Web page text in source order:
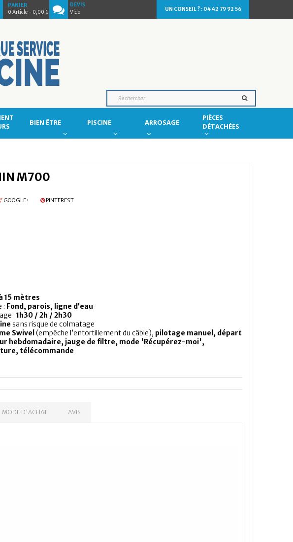
PANIER
0 Article - 0,00 €
DEVIS
Vide
UN CONSEIL ? : 04 42 79 92 56
BIEN ÊTRE PISCINE ARROSAGE
PIÈCES
DÉTACHÉES
M700
GOOGLE+ PINTEREST
15 mètres
: Fond, parois, ligne d’eau
: 1h30 / 2h / 2h30
sans risque de colmatage
Swivel (empêche l’entortillement du câble), pilotage manuel, départ
hebdomadaire, jauge de filtre, mode 'Récupérez-moi',
télécommande
MODE D'ACHAT AVIS